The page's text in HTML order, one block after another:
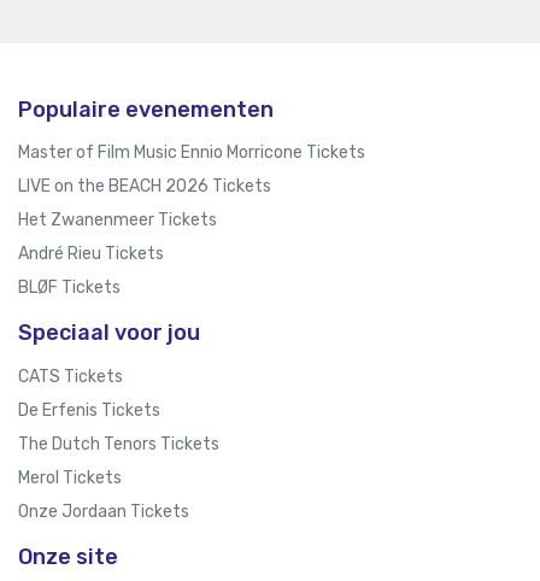
Populaire evenementen
Master of Film Music Ennio Morricone Tickets
LIVE on the BEACH 2026 Tickets
Het Zwanenmeer Tickets
André Rieu Tickets
BLØF Tickets
Speciaal voor jou
CATS Tickets
De Erfenis Tickets
The Dutch Tenors Tickets
Merol Tickets
Onze Jordaan Tickets
Onze site